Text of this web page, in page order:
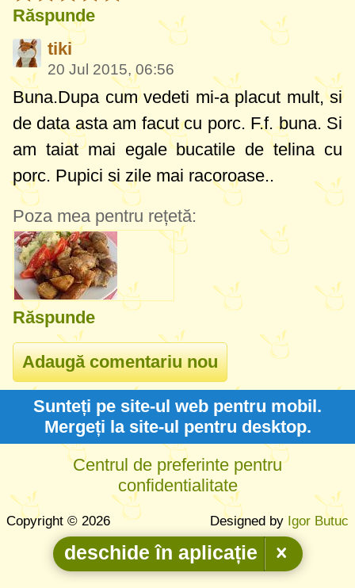
Răspunde
tiki
20 Jul 2015, 06:56
Buna.Dupa cum vedeti mi-a placut mult, si
de data asta am facut cu porc. F.f. buna. Si
am taiat mai egale bucatile de telina cu
porc. Pupici si zile mai racoroase..
Poza mea pentru rețetă:
Răspunde
Sunteți pe site-ul web pentru mobil.
Mergeți la site-ul pentru desktop.
Centrul de preferinte pentru
confidentialitate
Copyright © 2026 Designed by Igor Butuc
deschide în aplicație